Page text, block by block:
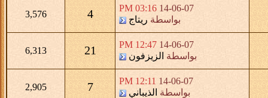
14-06-07
03:16 PM
بواسطة ريتاج 4
3,576
14-06-07
12:47 PM
بواسطة الزيزفون 21
6,313
14-06-07
12:11 PM
بواسطة الذيباني 7
2,905